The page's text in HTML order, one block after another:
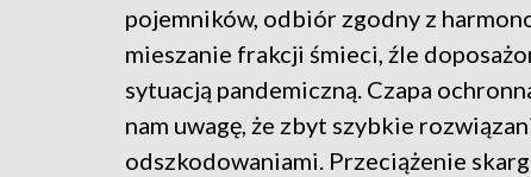
pojemników, odbiór zgodny z
mieszanie frakcji śmieci, źle
sytuacją pandemiczną. Czapa
nam uwagę, że zbyt szybkie
odszkodowaniami. Przeciążenie